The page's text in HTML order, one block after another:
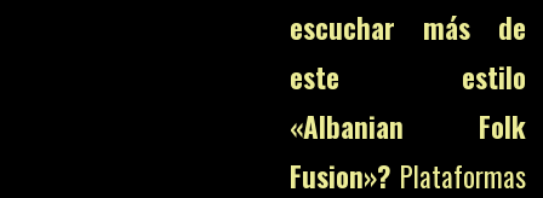
escuchar más de
este estilo
«Albanian Folk
Fusion»? Plataformas